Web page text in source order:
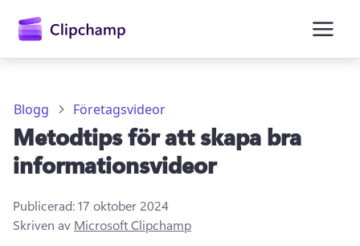
huvudinnehåll
Blogg Företagsvideor
Metodtips för att skapa bra
informationsvideor
Publicerad:17 oktober 2024
Skriven av Microsoft Clipchamp